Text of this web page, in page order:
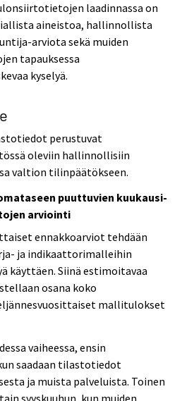
laadinnassa on
aineistoa, hallinnollista
arviota sekä muiden
tapauksessa
kyselyä.
perustuvat
oleviin hallinnollisiin
valtion tilinpäätökseen.
puuttuvien kuukausi-
arviointi
ennakkoarviot tehdään
ja indikaattorimalleihin
käyttäen. Siinä estimoitavaa
osana koko
mallitulokset
vaiheessa, ensin
saadaan tilastotiedot
ja muista palveluista. Toinen